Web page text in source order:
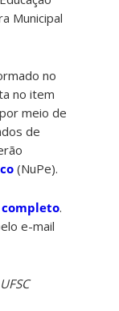
Municipal
no
no item
meio de
de
(NuPe).
completo.
e-mail